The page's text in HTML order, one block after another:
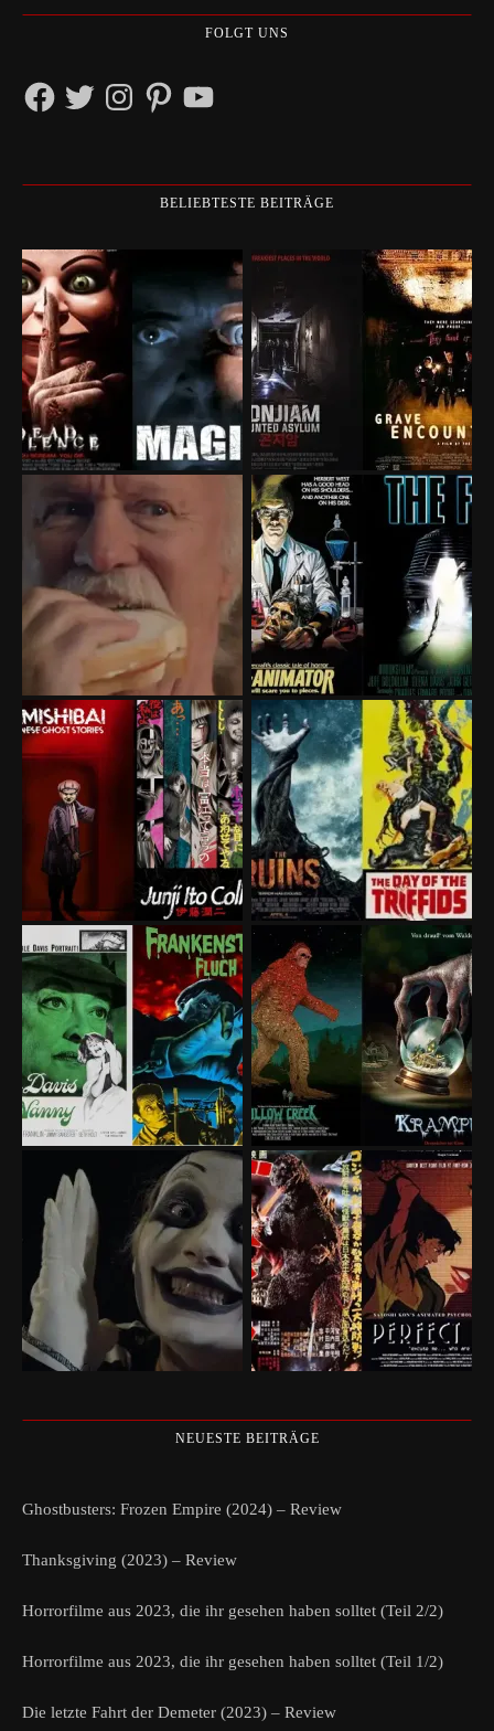
FOLGT UNS
FacebookTwitterInstagramPinterestYouTube
BELIEBTESTE BEITRÄGE
NEUESTE BEITRÄGE
Ghostbusters: Frozen Empire (2024) – Review
Thanksgiving (2023) – Review
Horrorfilme aus 2023, die ihr gesehen haben solltet (Teil 2/2)
Horrorfilme aus 2023, die ihr gesehen haben solltet (Teil 1/2)
Die letzte Fahrt der Demeter (2023) – Review